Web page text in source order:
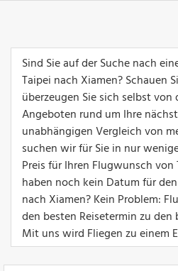
Sind Sie auf der Suche nach
Taipei nach Xiamen? Schauen
überzeugen Sie sich selbst
Angeboten rund um Ihre
unabhängigen Vergleich von
suchen wir für Sie in nur
Preis für Ihren Flugwunsch von
haben noch kein Datum für
nach Xiamen? Kein Problem:
den besten Reisetermin zu
Mit uns wird Fliegen zu einem